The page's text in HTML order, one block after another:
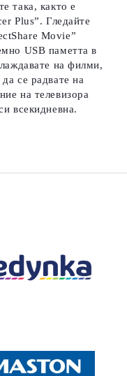
така, както е
Plus”. Гледайте
Movie”
USB паметта в
на филми,
се радвате на
на телевизора
всекидневна.